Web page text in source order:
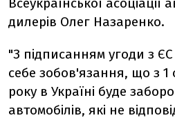
дилерів Олег Назаренко.
"З підписанням угоди з
себе зобов'язання, що з 1
року в Україні буде
автомобілів, які не